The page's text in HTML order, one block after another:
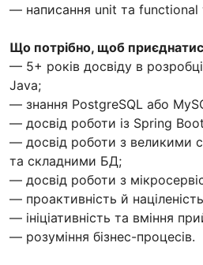
— написання unit та functional
Що потрібно, щоб
— 5+ років досвіду в
Java;
— знання PostgreSQL або
— досвід роботи із Spring
— досвід роботи з великими
та складними БД;
— досвід роботи з
— проактивність й
— ініціативність та вміння
— розуміння бізнес-процесів.